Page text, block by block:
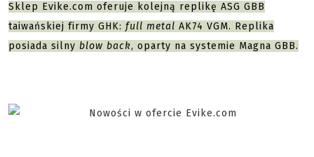
Sklep Evike.com oferuje kolejną replikę ASG GBB
taiwańskiej firmy GHK: full metal AK74 VGM. Replika
posiada silny blow back, oparty na systemie Magna GBB.